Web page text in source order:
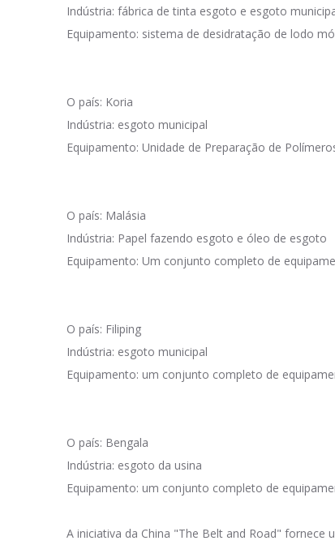
Indústria: fábrica de tinta esgoto e esgoto
Equipamento: sistema de desidratação de lodo
O país: Koria
Indústria: esgoto municipal
Equipamento: Unidade de Preparação de
O país: Malásia
Indústria: Papel fazendo esgoto e óleo de esgoto
Equipamento: Um conjunto completo de
O país: Filiping
Indústria: esgoto municipal
Equipamento: um conjunto completo de
O país: Bengala
Indústria: esgoto da usina
Equipamento: um conjunto completo de
A iniciativa da China "The Belt and Road"